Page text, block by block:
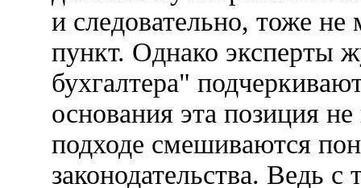
и следовательно, тоже
пункт. Однако эксперты
бухгалтера"
основания эта позиция
подходе смешиваются
законодательства. Ведь с